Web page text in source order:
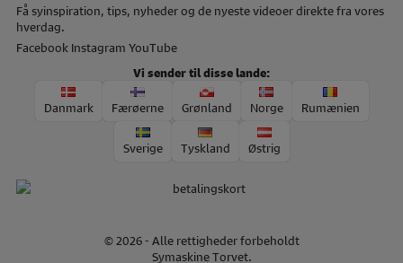
Få syinspiration, tips, nyheder og de nyeste videoer direkte fra vores
hverdag.
Facebook Instagram YouTube
Vi sender til disse lande:
Danmark Færøerne Grønland Norge Rumænien
Sverige Tyskland Østrig
© 2026 - Alle rettigheder forbeholdt
Symaskine Torvet.